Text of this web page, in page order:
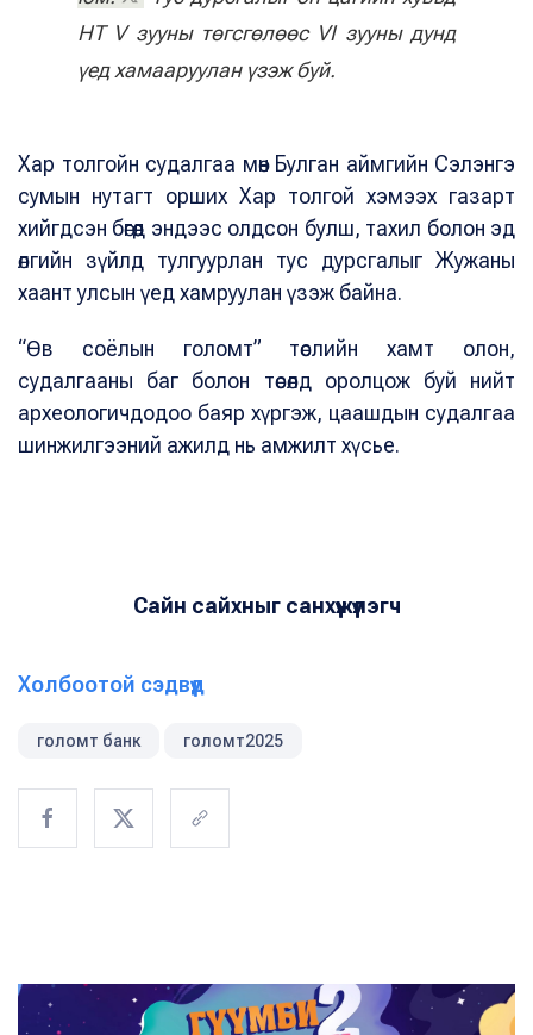
НТ V зууны төгсгөлөөс VI зууны дунд
үед хамааруулан үзэж буй.
Хар толгойн судалгаа мөн Булган аймгийн Сэлэнгэ
сумын нутагт орших Хар толгой хэмээх газарт
хийгдсэн бөгөөд эндээс олдсон булш, тахил болон эд
өлгийн зүйлд тулгуурлан тус дурсгалыг Жужаны
хаант улсын үед хамруулан үзэж байна.
“Өв соёлын голомт” төслийн хамт олон,
судалгааны баг болон төсөлд оролцож буй нийт
археологичдодоо баяр хүргэж, цаашдын судалгаа
шинжилгээний ажилд нь амжилт хүсье.
Сайн сайхныг санхүүжүүлэгч
Холбоотой сэдвүүд
голомт банк голомт2025